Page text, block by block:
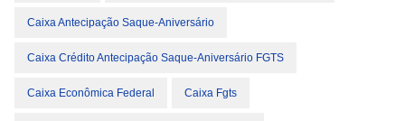
Caixa Antecipação Saque-Aniversário
Caixa Crédito Antecipação Saque-Aniversário FGTS
Caixa Econômica Federal Caixa Fgts